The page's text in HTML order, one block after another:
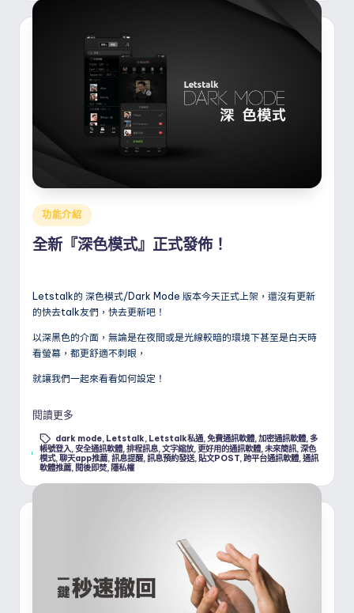
Posted
in
功能介紹
全新『深色模式』正式發佈！
Letstalk的 深色模式/Dark Mode 版本今天正式上架，還沒有更新
的快去talk友們，快去更新吧！
以深黑色的介面，無論是在夜間或是光線較暗的環境下甚至是白天時
看螢幕，都更舒適不刺眼，
就讓我們一起來看看如何設定！
閱讀更多
Tags:
dark mode Letstalk Letstalk私通 ,免費通訊軟體,加密通訊軟體,多
帳號登入,安全通訊軟體,排程訊息,文字縮放, 更好用的通訊軟體,未來簡訊,深色
模式,聊天app推薦,訊息提醒,訊息預約發送, 貼文POST,跨平台通訊軟體,通訊
軟體推薦, 閱後即焚, 隱私權